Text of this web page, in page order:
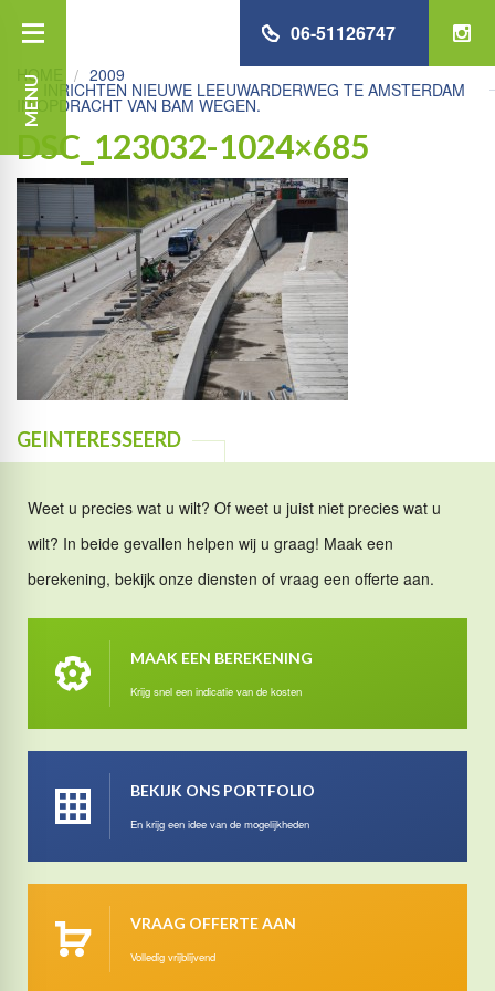
MENU
06-51126747
HOME 2009
INRICHTEN NIEUWE LEEUWARDERWEG TE AMSTERDAM
IN OPDRACHT VAN BAM WEGEN.
DSC_123032-1024×685
GEINTERESSEERD
Weet u precies wat u wilt? Of weet u juist niet precies wat u
wilt? In beide gevallen helpen wij u graag! Maak een
berekening, bekijk onze diensten of vraag een offerte aan.
MAAK EEN BEREKENING
Krijg snel een indicatie van de kosten
BEKIJK ONS PORTFOLIO
En krijg een idee van de mogelijkheden
VRAAG OFFERTE AAN
Volledig vrijblijvend